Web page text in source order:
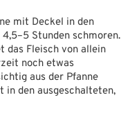
mit Deckel in den
Stunden schmoren.
das Fleisch von allein
noch etwas
aus der Pfanne
in den ausgeschalteten,